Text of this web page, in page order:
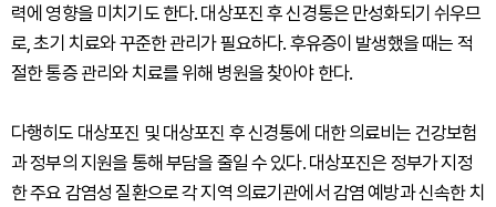
력에 영향을 미치기도 한다. 대상포진 후 신경통은 만성화되기 쉬우므
로, 초기 치료와 꾸준한 관리가 필요하다. 후유증이 발생했을 때는 적
절한 통증 관리와 치료를 위해 병원을 찾아야 한다.
다행히도 대상포진 및 대상포진 후 신경통에 대한 의료비는 건강보험
과 정부의 지원을 통해 부담을 줄일 수 있다. 대상포진은 정부가 지정
한 주요 감염성 질환으로 각 지역 의료기관에서 감염 예방과 신속한 치